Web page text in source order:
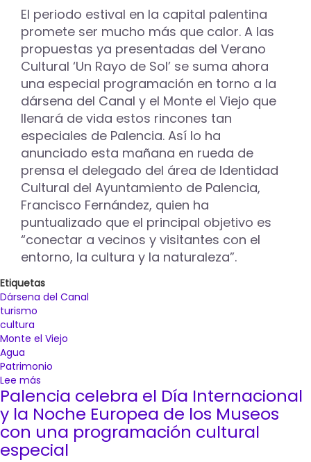
Gastronómico
El periodo estival en la capital palentina
promete ser mucho más que calor. A las
propuestas ya presentadas del Verano
Cultural ‘Un Rayo de Sol’ se suma ahora
una especial programación en torno a la
dársena del Canal y el Monte el Viejo que
llenará de vida estos rincones tan
especiales de Palencia. Así lo ha
anunciado esta mañana en rueda de
prensa el delegado del área de Identidad
Cultural del Ayuntamiento de Palencia,
Francisco Fernández, quien ha
puntualizado que el principal objetivo es
“conectar a vecinos y visitantes con el
entorno, la cultura y la naturaleza”.
Etiquetas
Dársena del Canal
turismo
cultura
Monte el Viejo
Agua
Patrimonio
Lee más
Una
observación
astronómica,
catas
de
Palencia celebra el Día Internacional
y la Noche Europea de los Museos
con una programación cultural
especial